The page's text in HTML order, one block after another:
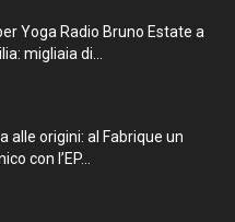
Yoga Radio Bruno Estate a
migliaia di...
alle origini: al Fabrique un
con l’EP...